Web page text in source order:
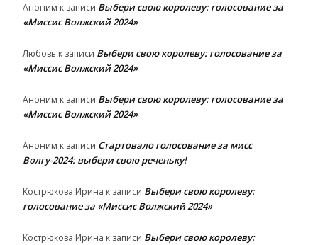
Аноним к записи Выбери свою королеву: голосование за
«Миссис Волжский 2024»
Любовь к записи Выбери свою королеву: голосование за
«Миссис Волжский 2024»
Аноним к записи Выбери свою королеву: голосование за
«Миссис Волжский 2024»
Аноним к записи Стартовало голосование за мисс
Волгу-2024: выбери свою реченьку!
Кострюкова Ирина к записи Выбери свою королеву:
голосование за «Миссис Волжский 2024»
Кострюкова Ирина к записи Выбери свою королеву: